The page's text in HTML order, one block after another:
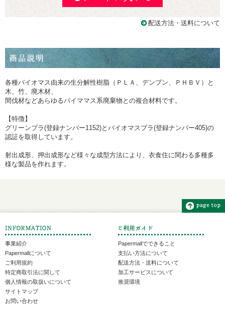
配送方法・送料について
各種バイオマス由来の生分解性樹脂（ＰＬＡ、デンプン、ＰＨＢＶ）と
木、竹、廃木材、
間伐材などあらゆるバイママス系廃棄物との複合材料です。
【特徴】
グリーンプラ(登録ナンバー1152)とバイオマスプラ(登録ナンバー405)の
認証を取得しています。
射出成形、押出成形など様々な成型方法により、衣食住に関わる多種多
様な製品を作れます。
事業紹介
Papermallについて
ご利用規約
特定商取引法に関して
個人情報の取扱いについて
サイトマップ
お問い合わせ
Papermallでできること
支払い方法について
配送方法・送料について
加工サービスについて
推奨環境